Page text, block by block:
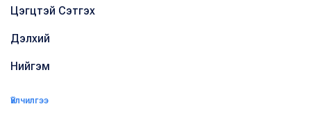
Цэгцтэй Сэтгэх
Дэлхий
Нийгэм
Үйлчилгээ